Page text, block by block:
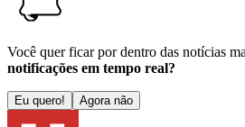
Você quer ficar por dentro das notícias
notificações em tempo real?
Eu quero! Agora não